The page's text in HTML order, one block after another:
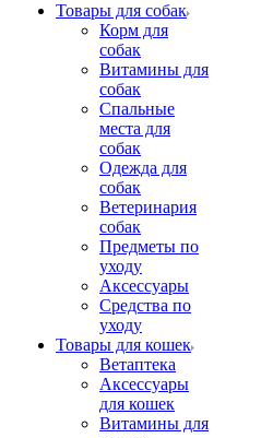
Товары для собак
Корм для
собак
Витамины для
собак
Спальные
места для
собак
Одежда для
собак
Ветеринария
собак
Предметы по
уходу
Аксессуары
Средства по
уходу
Товары для кошек
Ветаптека
Аксессуары
для кошек
Витамины для